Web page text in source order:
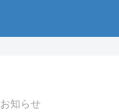
お知らせ